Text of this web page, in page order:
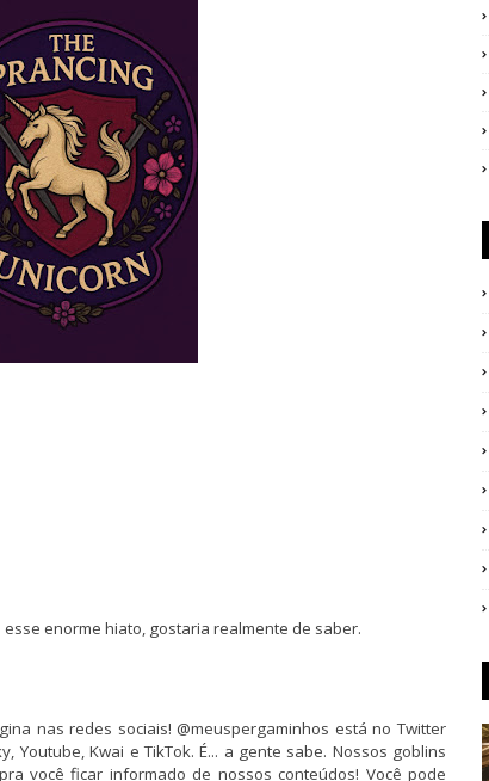
enorme hiato, gostaria realmente de saber.
nas redes sociais! @meuspergaminhos está no Twitter
Youtube, Kwai e TikTok. É... a gente sabe. Nossos goblins
você ficar informado de nossos conteúdos! Você pode